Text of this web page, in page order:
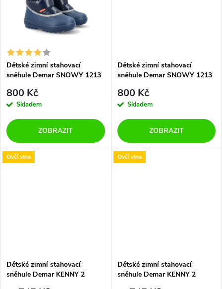
ů
ů
Dětské zimní stahovací
sněhule Demar SNOWY 1213
800 Kč
Skladem
ZOBRAZIT
Dětské zimní stahovací
sněhule Demar SNOWY 1213
800 Kč
Skladem
ZOBRAZIT
Ovčí vlna
Dětské zimní stahovací
sněhule Demar KENNY 2
Ovčí vlna
Dětské zimní stahovací
sněhule Demar KENNY 2